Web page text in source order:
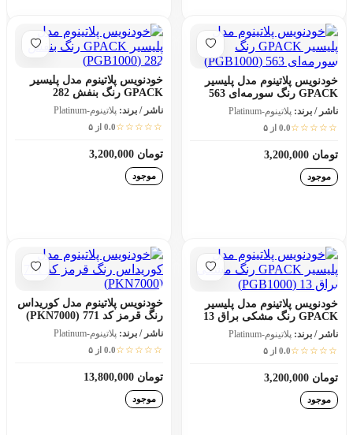
خودنویس پلاتینوم مدل پلیسیر
GPACK رنگ سورمه‌ای 563
(PGB1000)
ناشر / برند: پلاتینوم-Platinum
☆☆☆☆☆0.0 از ۵
تومان 3,200,000
موجود
خودنویس پلاتینوم مدل پلیسیر
GPACK رنگ بنفش 282
(PGB1000)
ناشر / برند: پلاتینوم-Platinum
☆☆☆☆☆0.0 از ۵
تومان 3,200,000
موجود
خودنویس پلاتینوم مدل پلیسیر
GPACK رنگ مشکی براق 13
(PGB1000)
ناشر / برند: پلاتینوم-Platinum
☆☆☆☆☆0.0 از ۵
تومان 3,200,000
موجود
خودنویس پلاتینوم مدل کوریداس
رنگ قرمز کد 771 (PKN7000)
ناشر / برند: پلاتینوم-Platinum
☆☆☆☆☆0.0 از ۵
تومان 13,800,000
موجود